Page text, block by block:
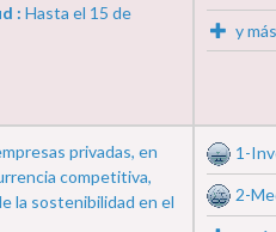
: Hasta el 15 de
y
privadas, en
competitiva,
la sostenibilidad en el
1-
2-